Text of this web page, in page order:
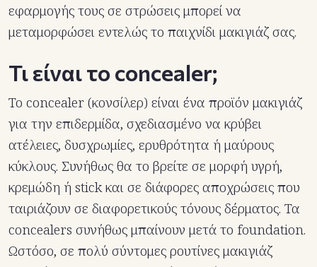
εφαρμογής τους σε στρώσεις μπορεί να
μεταμορφώσει εντελώς το παιχνίδι μακιγιάζ σας.
Τι είναι το concealer;
Το concealer (κονσίλερ) είναι ένα προϊόν μακιγιάζ
για την επιδερμίδα, σχεδιασμένο να κρύβει
ατέλειες, δυσχρωμίες, ερυθρότητα ή μαύρους
κύκλους. Συνήθως θα το βρείτε σε μορφή υγρή,
κρεμώδη ή stick και σε διάφορες αποχρώσεις που
ταιριάζουν σε διαφορετικούς τόνους δέρματος. Τα
concealers συνήθως μπαίνουν μετά το foundation.
Ωστόσο, σε πολύ σύντομες ρουτίνες μακιγιάζ